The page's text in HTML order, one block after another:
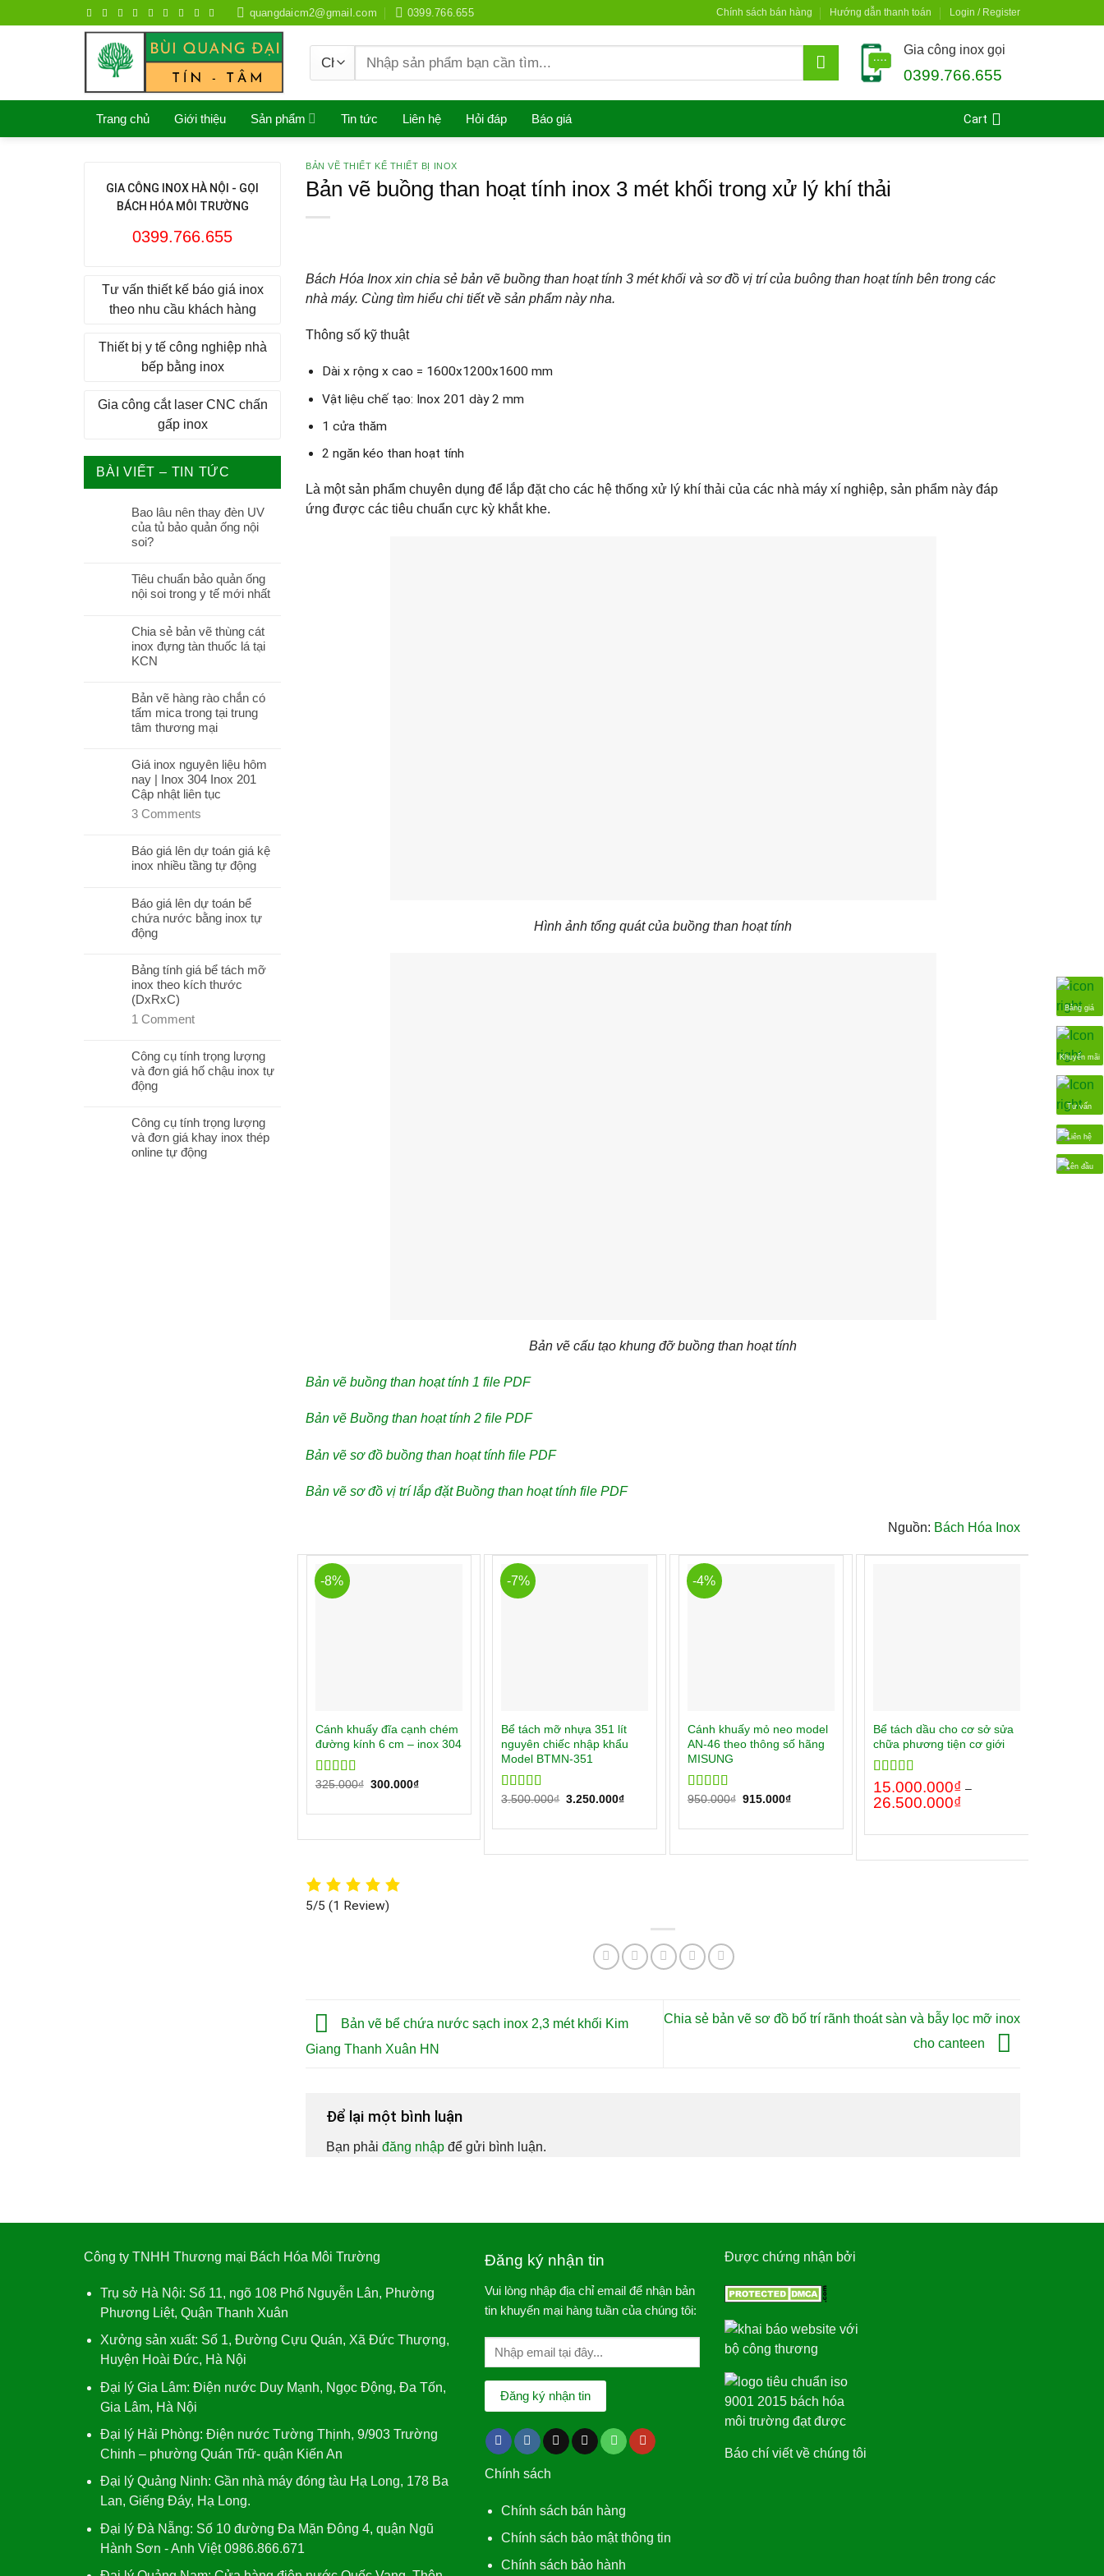
to
quangdaicm2@gmail.com 0399.766.655 Chính sách bán hàng Hướng dẫn thanh toán Login / Register
Search
Gia công inox gọi
0399.766.655
Trang chủ Giới thiệu Sản phẩm Tin tức Liên hệ Hỏi đáp Báo giá Cart
GIA CÔNG INOX HÀ NỘI - GỌI
BÁCH HÓA MÔI TRƯỜNG
0399.766.655
Tư vấn thiết kế báo giá inox
theo nhu cầu khách hàng
Thiết bị y tế công nghiệp nhà
bếp bằng inox
Gia công cắt laser CNC chấn
gấp inox
BÀI VIẾT – TIN TỨC
Bao lâu nên thay đèn UV
của tủ bảo quản ống nội
soi?
Tiêu chuẩn bảo quản ống
nội soi trong y tế mới nhất
Chia sẻ bản vẽ thùng cát
inox đựng tàn thuốc lá tại
KCN
Bản vẽ hàng rào chắn có
tấm mica trong tại trung
tâm thương mại
Giá inox nguyên liệu hôm
nay | Inox 304 Inox 201
Cập nhật liên tục
3 Comments
Báo giá lên dự toán giá kệ
inox nhiều tầng tự động
Báo giá lên dự toán bể
chứa nước bằng inox tự
động
Bảng tính giá bể tách mỡ
inox theo kích thước
(DxRxC)
1 Comment
Công cụ tính trọng lượng
và đơn giá hố chậu inox tự
động
Công cụ tính trọng lượng
và đơn giá khay inox thép
online tự động
BẢN VẼ THIẾT KẾ THIẾT BỊ INOX
Bản vẽ buồng than hoạt tính inox 3 mét khối trong xử lý khí thải
Bách Hóa Inox xin chia sẻ bản vẽ buồng than hoạt tính 3 mét khối và sơ đồ vị trí của buông than hoạt tính bên trong các
nhà máy. Cùng tìm hiểu chi tiết về sản phẩm này nha.
Thông số kỹ thuật
Dài x rộng x cao = 1600x1200x1600 mm
Vật liệu chế tạo: Inox 201 dày 2 mm
1 cửa thăm
2 ngăn kéo than hoạt tính
Là một sản phẩm chuyên dụng để lắp đặt cho các hệ thống xử lý khí thải của các nhà máy xí nghiệp, sản phẩm này đáp
ứng được các tiêu chuẩn cực kỳ khắt khe.
Hình ảnh tổng quát của buồng than hoạt tính
Bản vẽ cấu tạo khung đỡ buồng than hoạt tính
Bản vẽ buồng than hoạt tính 1 file PDF
Bản vẽ Buồng than hoạt tính 2 file PDF
Bản vẽ sơ đồ buồng than hoạt tính file PDF
Bản vẽ sơ đồ vị trí lắp đặt Buồng than hoạt tính file PDF
Nguồn: Bách Hóa Inox
-8%
Cánh khuấy đĩa cạnh chém
đường kính 6 cm – inox 304
Rated5.00
325.000₫ 300.000₫
-7%
Bể tách mỡ nhựa 351 lít
nguyên chiếc nhập khẩu
Model BTMN-351
Rated5.00
3.500.000₫ 3.250.000₫
-4%
Cánh khuấy mỏ neo model
AN-46 theo thông số hãng
MISUNG
Rated5.00
950.000₫ 915.000₫
Bể tách dầu cho cơ sở sửa
chữa phương tiện cơ giới
Rated5.00
out of 5
15.000.000₫ –
26.500.000₫
5/5 (1 Review)
Bản vẽ bể chứa nước sạch inox 2,3 mét khối Kim
Giang Thanh Xuân HN
Chia sẻ bản vẽ sơ đồ bố trí rãnh thoát sàn và bẫy lọc mỡ inox
cho canteen
Để lại một bình luận
Bạn phải đăng nhập để gửi bình luận.
Công ty TNHH Thương mại Bách Hóa Môi Trường
Trụ sở Hà Nội: Số 11, ngõ 108 Phố Nguyễn Lân, Phường
Phương Liệt, Quận Thanh Xuân
Xưởng sản xuất: Số 1, Đường Cựu Quán, Xã Đức Thượng,
Huyện Hoài Đức, Hà Nội
Đại lý Gia Lâm: Điện nước Duy Mạnh, Ngọc Động, Đa Tốn,
Gia Lâm, Hà Nội
Đại lý Hải Phòng: Điện nước Tường Thịnh, 9/903 Trường
Chinh – phường Quán Trữ- quận Kiến An
Đại lý Quảng Ninh: Gần nhà máy đóng tàu Hạ Long, 178 Ba
Lan, Giếng Đáy, Hạ Long.
Đại lý Đà Nẵng: Số 10 đường Đa Mặn Đông 4, quận Ngũ
Hành Sơn - Anh Việt 0986.866.671
Đăng ký nhận tin
Vui lòng nhập địa chỉ email để nhận bản
tin khuyến mại hàng tuần của chúng tôi:
Chính sách
Chính sách bán hàng
Chính sách bảo mật thông tin
Chính sách bảo hành
Được chứng nhận bởi
Báo chí viết về chúng tôi
Bảng giá
Khuyến mãi
Tư vấn
Liên hệ
Lên đầu